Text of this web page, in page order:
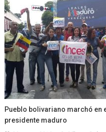
Pueblo bolivariano marchó en
presidente maduro